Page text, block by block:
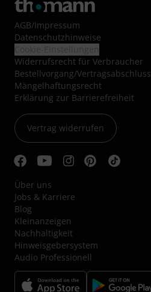
AGB/Impressum
Datenschutzhinweise
Widerrufsrecht für Verbraucher
Bestellvorgang/Vertragsabschluss
Mängelhaftungsrecht
Erklärung zur Barrierefreiheit
Vertrag widerrufen
Über uns
Jobs & Karriere
Blog
Kleinanzeigen
Nachhaltigkeit
Hinweisgebersystem
Audio Professionell